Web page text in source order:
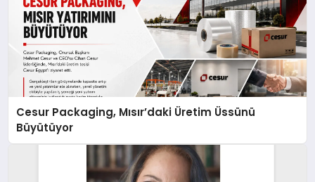
Cesur Packaging, Mısır’daki Üretim Üssünü
Büyütüyor